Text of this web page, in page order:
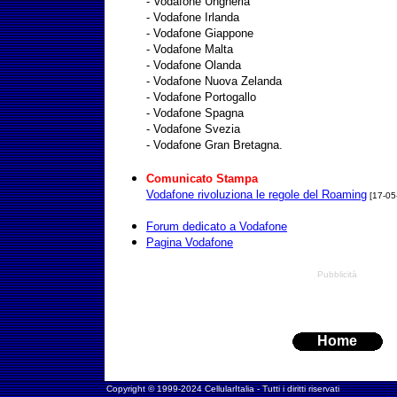
- Vodafone Irlanda
- Vodafone Giappone
- Vodafone Malta
- Vodafone Olanda
- Vodafone Nuova Zelanda
- Vodafone Portogallo
- Vodafone Spagna
- Vodafone Svezia
- Vodafone Gran Bretagna.
Comunicato Stampa
Vodafone rivoluziona le regole del Roaming [17-
Forum dedicato a Vodafone
Pagina Vodafone
Pubblicità
Home
Copyright © 1999-2024 CellularItalia - Tutti i diritti riservati